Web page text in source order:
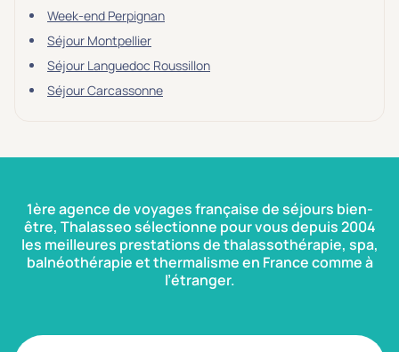
Week-end Perpignan
Séjour Montpellier
Séjour Languedoc Roussillon
Séjour Carcassonne
1ère agence de voyages française de séjours bien-
être, Thalasseo sélectionne pour vous depuis 2004
les meilleures prestations de thalassothérapie, spa,
balnéothérapie et thermalisme en France comme à
l’étranger.